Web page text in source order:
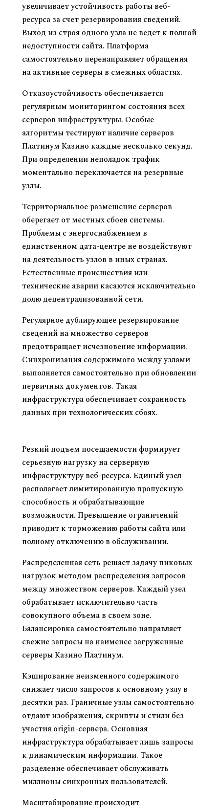
увеличивает устойчивость работы веб-
ресурса за счет резервирования сведений.
Выход из строя одного узла не ведет к полной
недоступности сайта. Платформа
самостоятельно перенаправляет обращения
на активные серверы в смежных областях.
Отказоустойчивость обеспечивается
регулярным мониторингом состояния всех
серверов инфраструктуры. Особые
алгоритмы тестируют наличие серверов
Платинум Казино каждые несколько секунд.
При определении неполадок трафик
моментально переключается на резервные
узлы.
Территориальное размещение серверов
оберегает от местных сбоев системы.
Проблемы с энергоснабжением в
единственном дата-центре не воздействуют
на деятельность узлов в иных странах.
Естественные происшествия или
технические аварии касаются исключительно
долю децентрализованной сети.
Регулярное дублирующее резервирование
сведений на множество серверов
предотвращает исчезновение информации.
Синхронизация содержимого между узлами
выполняется самостоятельно при обновлении
первичных документов. Такая
инфраструктура обеспечивает сохранность
данных при технологических сбоях.
Резкий подъем посещаемости формирует
серьезную нагрузку на серверную
инфраструктуру веб-ресурса. Единый узел
располагает лимитированную пропускную
способность и обрабатывающие
возможности. Превышение ограничений
приводит к торможению работы сайта или
полному отключению в обслуживании.
Распределенная сеть решает задачу пиковых
нагрузок методом распределения запросов
между множеством серверов. Каждый узел
обрабатывает исключительно часть
совокупного объема в своем зоне.
Балансировка самостоятельно направляет
свежие запросы на наименее загруженные
серверы Казино Платинум.
Кэширование неизменного содержимого
снижает число запросов к основному узлу в
десятки раз. Граничные узлы самостоятельно
отдают изображения, скрипты и стили без
участия origin-сервера. Основная
инфраструктура обрабатывает лишь запросы
к динамическим информации. Такое
разделение обеспечивает обслуживать
миллионы синхронных пользователей.
Масштабирование происходит